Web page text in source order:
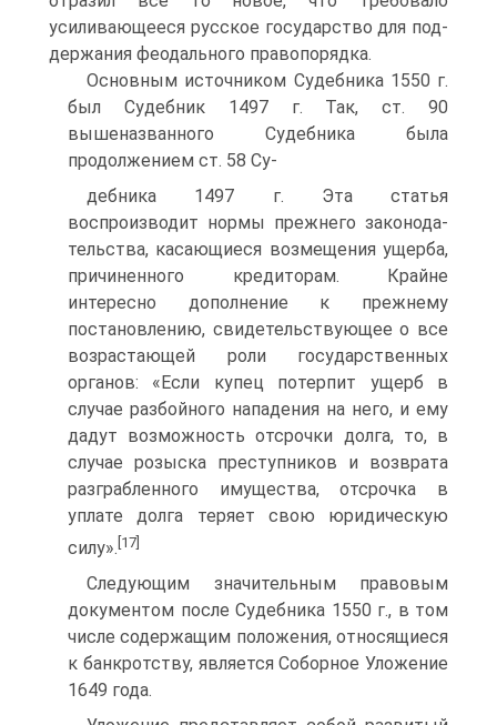
усиливающееся русское государство для под­
держания феодального правопорядка.
Основным источником Судебника 1550 г.
был Судебник 1497 г. Так, ст. 90
вышеназванного Судебника была
продолжением ст. 58 Cy-
дебника 1497 г. Эта статья
воспроизводит нормы прежнего законода­
тельства, касающиеся возмещения ущерба,
причиненного кредиторам. Крайне
интересно дополнение к прежнему
постановлению, свидетельст­вующее о все
возрастающей роли государственных
органов: «Если ку­пец потерпит ущерб в
случае разбойного нападения на него, и ему
дадут возможность отсрочки долга, то, в
случае розыска преступников и воз­врата
разграбленного имущества, отсрочка в
уплате долга теряет свою юридическую
силу». [17]
Следующим значительным правовым
документом после Судебни­ка 1550 г., в том
числе содержащим положения, относящиеся
к банкрот­ству, является Соборное Уложение
1649 года.